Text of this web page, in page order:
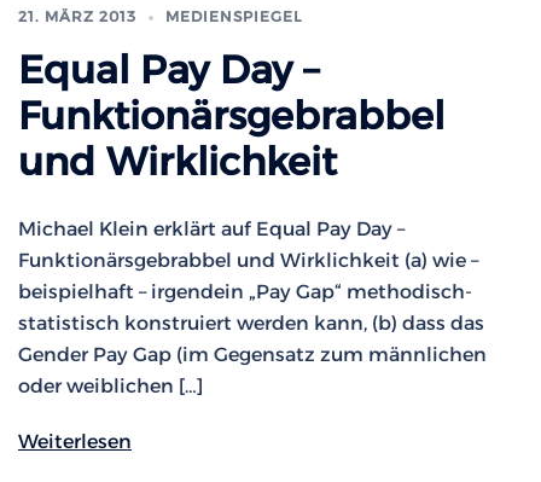
21. MÄRZ 2013 MEDIENSPIEGEL
Equal Pay Day –
Funktionärsgebrabbel
und Wirklichkeit
Michael Klein erklärt auf Equal Pay Day –
Funktionärsgebrabbel und Wirklichkeit (a) wie –
beispielhaft – irgendein „Pay Gap“ methodisch-
statistisch konstruiert werden kann, (b) dass das
Gender Pay Gap (im Gegensatz zum männlichen
oder weiblichen […]
Weiterlesen